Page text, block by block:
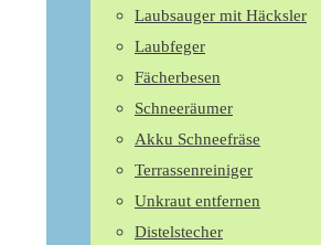
Laubsauger mit Häcksler
Laubfeger
Fächerbesen
Schneeräumer
Akku Schneefräse
Terrassenreiniger
Unkraut entfernen
Distelstecher